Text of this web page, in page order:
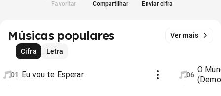
Favoritar Compartilhar Enviar cifra
Músicas populares
Ver mais
Cifra
Letra
01 Eu vou te Esperar 06
O